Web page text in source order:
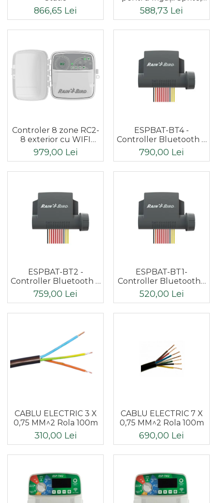
866,65 Lei
WiFi, Sensibil la
Condițiile Meteo, Acces
588,73 Lei
Controler 8 zone RC2-
8 exterior cu WIFI
inclus - functionare
220 V
979,00 Lei
ESPBAT-BT4 -
Controller Bluetooth 4
statii
790,00 Lei
ESPBAT-BT2 -
Controller Bluetooth 2
statii
759,00 Lei
ESPBAT-BT1-
Controller Bluetooth 1
statie
520,00 Lei
CABLU ELECTRIC 3 X
0,75 MM^2 Rola 100m
310,00 Lei
CABLU ELECTRIC 7 X
0,75 MM^2 Rola 100m
690,00 Lei